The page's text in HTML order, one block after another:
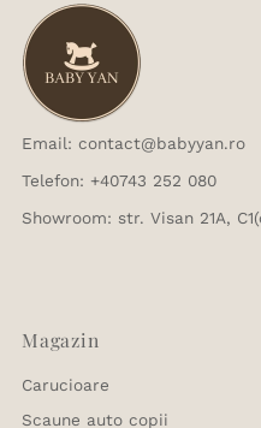
Email: contact@babyyan.ro
Telefon: +40743 252 080
Showroom: str. Visan 21A,
Magazin
Carucioare
Scaune auto copii